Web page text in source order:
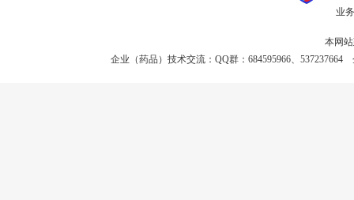
业
本网
企业（药品）技术交流：QQ群：684595966、537237664